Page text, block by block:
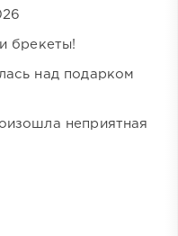
брекеты!
над подарком
неприятная